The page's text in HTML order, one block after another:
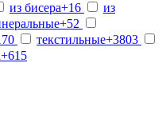
из бисера+16
из
+52
текстильные+3803
+615